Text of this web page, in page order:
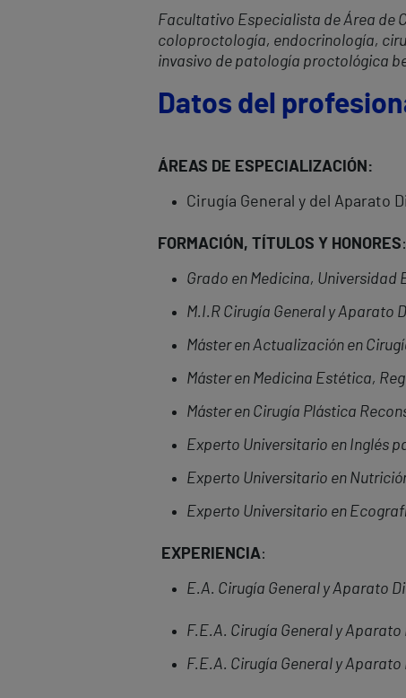
Facultativo Especialista de Área de
coloproctología, endocrinología,
invasivo de patología proctológica
Datos del
ÁREAS DE ESPECIALIZACIÓN:
Cirugía General y del Aparato
FORMACIÓN, TÍTULOS Y HONORES:
Grado en Medicina, Universidad
M.I.R Cirugía General y Aparato
Máster en Actualización en
Máster en Medicina Estética,
Máster en Cirugía Plástica
Experto Universitario en Inglés
Experto Universitario en
Experto Universitario en
EXPERIENCIA:
E.A. Cirugía General y Aparato
F.E.A. Cirugía General y
F.E.A. Cirugía General y